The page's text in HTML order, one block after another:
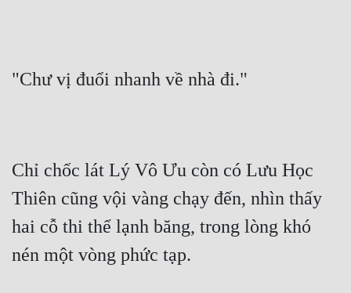
"Chư vị đuổi nhanh về nhà đi."
Chỉ chốc lát Lý Vô Ưu còn có Lưu Học
Thiên cũng vội vàng chạy đến, nhìn thấy
hai cỗ thi thể lạnh băng, trong lòng khó
nén một vòng phức tạp.